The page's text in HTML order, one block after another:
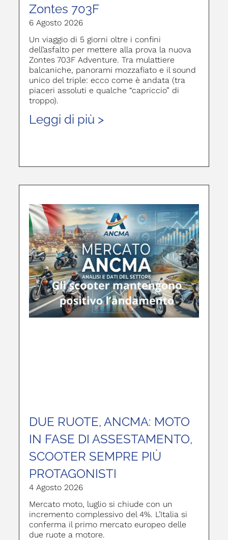
Zontes 703F
6 Agosto 2026
Un viaggio di 5 giorni oltre i confini
dell’asfalto per mettere alla prova la nuova
Zontes 703F Adventure. Tra mulattiere
balcaniche, panorami mozzafiato e il sound
unico del triple: ecco come è andata (tra
piaceri assoluti e qualche “capriccio” di
troppo).
Leggi di più >
DUE RUOTE, ANCMA: MOTO
IN FASE DI ASSESTAMENTO,
SCOOTER SEMPRE PIÙ
PROTAGONISTI
4 Agosto 2026
Mercato moto, luglio si chiude con un
incremento complessivo del 4%. L’Italia si
conferma il primo mercato europeo delle
due ruote a motore.